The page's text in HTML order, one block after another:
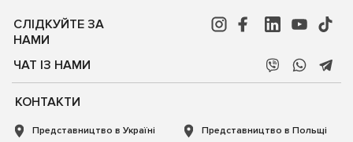
СЛІДКУЙТЕ ЗА
НАМИ
ЧАТ ІЗ НАМИ
КОНТАКТИ
Представництво в Україні
Представництво в Польщі